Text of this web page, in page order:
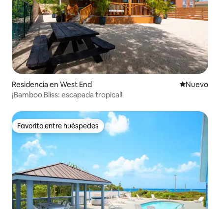
Residencia en West End Nuevo
Nuevo
¡Bamboo Bliss: escapada tropical!
Favorito entre huéspedes
Favorito entre huéspedes